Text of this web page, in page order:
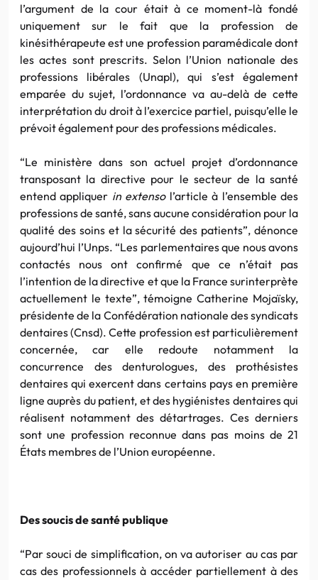
l’argument de la cour était à ce moment-là fondé
uniquement sur le fait que la profession de
kinésithérapeute est une profession paramédicale dont
les actes sont prescrits. Selon l’Union nationale des
professions libérales (Unapl), qui s’est également
emparée du sujet, l’ordonnance va au-delà de cette
interprétation du droit à l’exercice partiel, puisqu’elle le
prévoit également pour des professions médicales.
“Le ministère dans son actuel projet d’ordonnance
transposant la directive pour le secteur de la santé
entend appliquer in extensol’article à l’ensemble des
professions de santé, sans aucune considération pour la
qualité des soins et la sécurité des patients”, dénonce
aujourd’hui l’Unps. “Les parlementaires que nous avons
contactés nous ont confirmé que ce n’était pas
l’intention de la directive et que la France surinterprète
actuellement le texte”, témoigne Catherine Mojaïsky,
présidente de la Confédération nationale des syndicats
dentaires (Cnsd). Cette profession est particulièrement
concernée, car elle redoute notamment la
concurrence des denturologues, des prothésistes
dentaires qui exercent dans certains pays en première
ligne auprès du patient, et des hygiénistes dentaires qui
réalisent notamment des détartrages. Ces derniers
sont une profession reconnue dans pas moins de 21
États membres de l’Union européenne.
Des soucis de santé publique
“Par souci de simplification, on va autoriser au cas par
cas des professionnels à accéder partiellement à des